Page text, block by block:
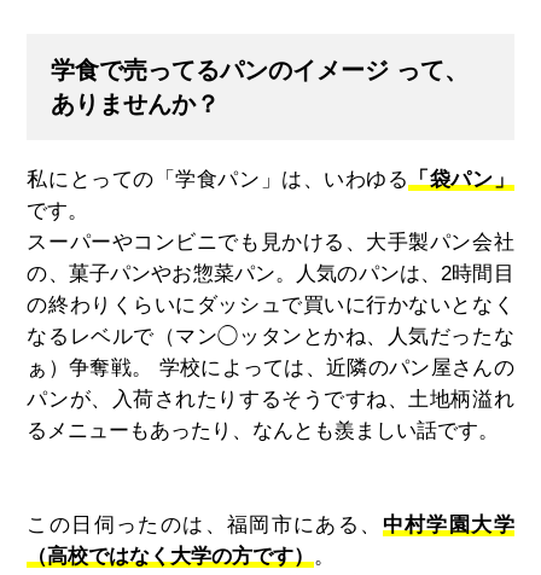
学食で売ってるパンのイメージ って、
ありませんか？
私にとっての「学食パン」は、いわゆる「袋パン」
です。
スーパーやコンビニでも見かける、大手製パン会社
の、菓子パンやお惣菜パン。人気のパンは、2時間目
の終わりくらいにダッシュで買いに行かないとなく
なるレベルで（マン◯ッタンとかね、人気だったな
ぁ）争奪戦。 学校によっては、近隣のパン屋さんの
パンが、入荷されたりするそうですね、土地柄溢れ
るメニューもあったり、なんとも羨ましい話です。
この日伺ったのは、福岡市にある、 中村学園大学
（高校ではなく大学の方です）。